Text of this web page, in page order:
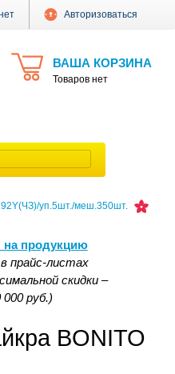
Авторизоваться
ВАША КОРЗИНА
Товаров нет
уп.5шт./меш.350шт.
на продукцию
прайс-листах
скидки –
000 руб.)
BONITO